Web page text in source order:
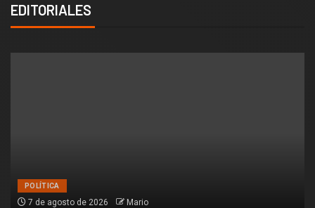
EDITORIALES
POLÍTICA
7 de agosto de 2026 Mario